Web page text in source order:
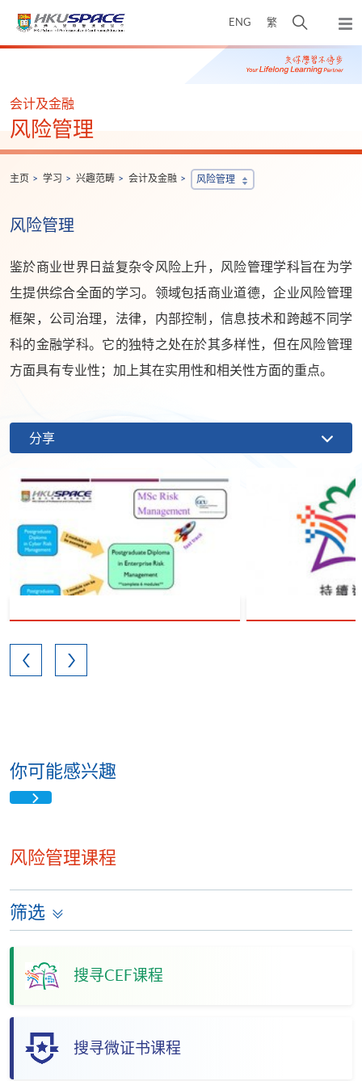
ENG 繁
开
搜
寻
弹
出
主
Main
会计及金融
风险管理
主页 学习 兴趣范畴 会计及金融 风险管理
风险管理
鉴於商业世界日益复杂令风险上升，风险管理学科旨在为学
生提供综合全面的学习。领域包括商业道德，企业风险管理
框架，公司治理，法律，内部控制，信息技术和跨越不同学
科的金融学科。它的独特之处在於其多样性，但在风险管理
方面具有专业性；加上其在实用性和相关性方面的重点。
分享
你可能感兴趣
风险管理课程
筛选
搜寻CEF课程
搜寻微证书课程